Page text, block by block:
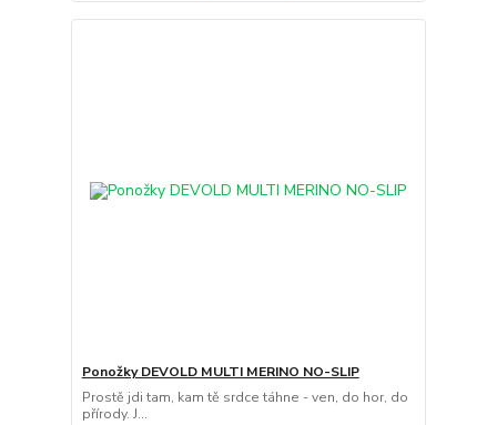
Ponožky DEVOLD MULTI MERINO NO-SLIP
Prostě jdi tam, kam tě srdce táhne - ven, do hor, do
přírody. J...